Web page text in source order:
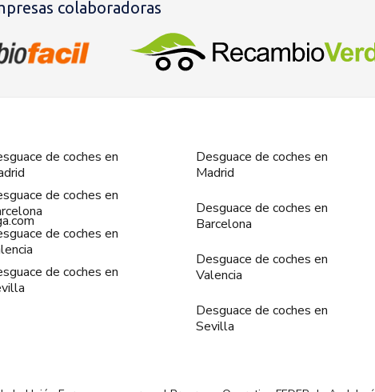
colaboradoras
de coches en
de coches en
de coches en
de coches en
Desguace de coches en
Madrid
Desguace de coches en
Barcelona
Desguace de coches en
Valencia
Desguace de coches en
Sevilla